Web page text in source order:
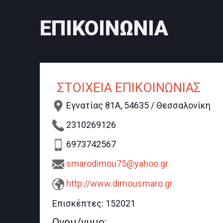
ΕΠΙΚΟΙΝΩΝΙΑ
ΣΤΟΙΧΕΙΑ ΕΠΙΚΟΙΝΩΝΙΑΣ
Εγνατίας 81Α, 54635 / Θεσσαλονίκη
2310269126
6973742567
smarodimou75@yahoo.gr
http://www.dimousmaro.gr
Επισκέπτες: 152021